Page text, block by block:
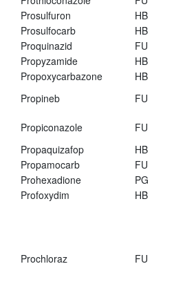
Prosulfuron
HB
Prosulfocarb
HB
Proquinazid
FU
Propyzamide
HB
Propoxycarbazone
HB
Propineb
FU
Propiconazole FU
Propaquizafop
HB
Propamocarb
FU
Prohexadione
PG
Profoxydim
HB
Prochloraz FU